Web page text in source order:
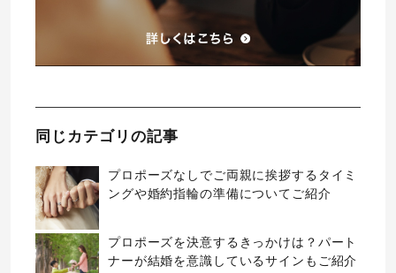
同じカテゴリの記事
プロポーズなしでご両親に挨拶するタイミ
ングや婚約指輪の準備についてご紹介
プロポーズを決意するきっかけは？パート
ナーが結婚を意識しているサインもご紹介